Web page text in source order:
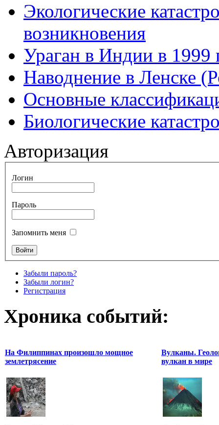
Экологические
возникновения
Ураган в Индии в 1999
Наводнение в Ленске
Основные
Биологические
Авторизация
Логин
Пароль
Запомнить меня
Забыли пароль?
Забыли логин?
Регистрация
Хроника событий:
На Филиппинах произошло мощное
землетрясение
Вулканы.
вулкан в мире